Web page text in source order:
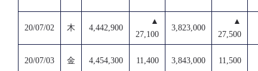
20/07/02 木 4,442,900
▲
27,100
3,823,000
▲
27,500
20/07/03 金 4,454,300 11,400 3,843,000 11,500